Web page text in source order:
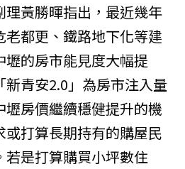
理黃勝暉指出，最近幾年
都更、鐵路地下化等建
的房市能見度大幅提
青安2.0」為房市注入量
房價繼續穩健提升的機
打算長期持有的購屋民
是打算購買小坪數住